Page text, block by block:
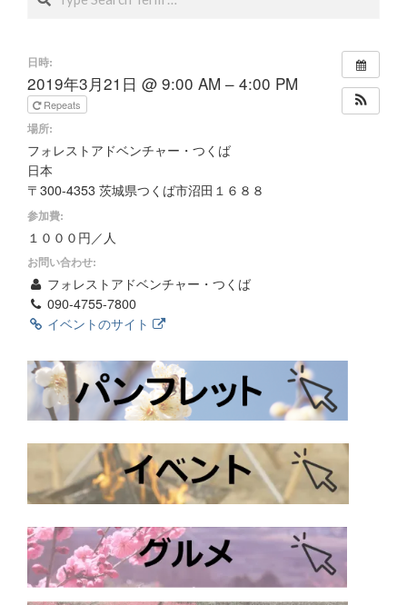
日時:
2019年3月21日 @ 9:00 AM – 4:00 PM
Repeats
場所:
フォレストアドベンチャー・つくば
日本
〒300-4353 茨城県つくば市沼田１６８８
参加費:
１０００円／人
お問い合わせ:
フォレストアドベンチャー・つくば
090-4755-7800
イベントのサイト